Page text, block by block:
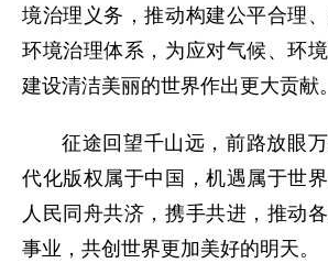
境治理义务，推动构建公平合理
环境治理体系，为应对气候、环
建设清洁美丽的世界作出更大
征途回望千山远，前路放眼
代化版权属于中国，机遇属于世
人民同舟共济，携手共进，推动
事业，共创世界更加美好的明天。